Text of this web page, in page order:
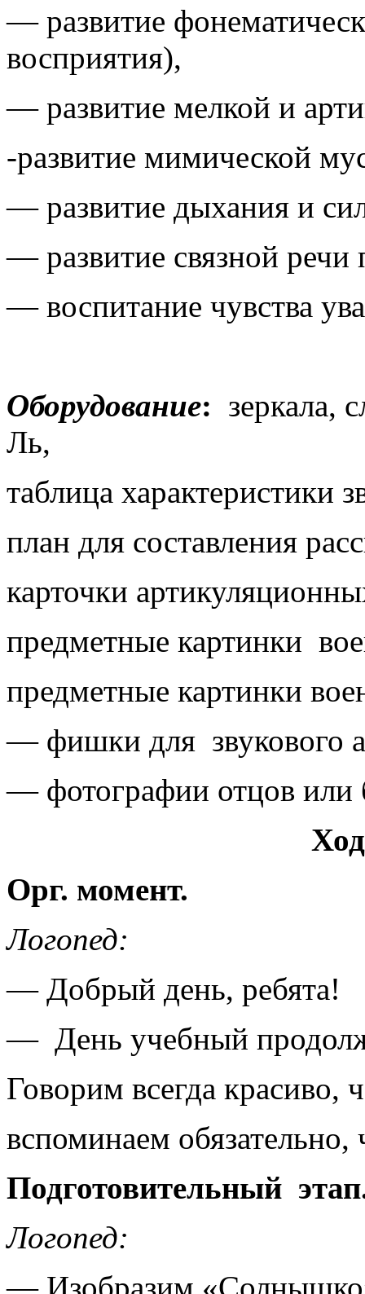
— развитие
восприятия),
— развитие мелкой и
-развитие мимической
— развитие дыхания и
— развитие связной речи
— воспитание чувства
Оборудование: зеркала,
Ль,
таблица характеристики
план для составления
карточки
предметные картинки
предметные картинки
— фишки для звукового
— фотографии отцов или
Орг. момент.
Логопед:
— Добрый день, ребята!
— День учебный
Говорим всегда красиво,
вспоминаем обязательно,
Подготовительный
Логопед:
— Изобразим